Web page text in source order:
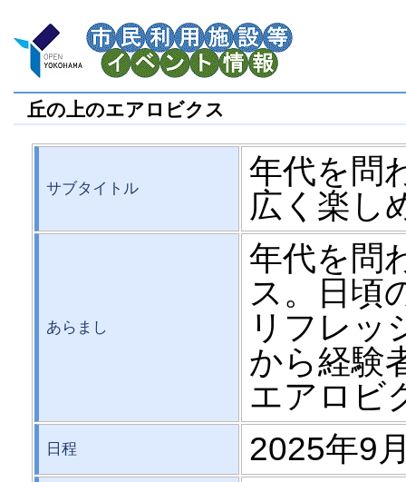
丘の上のエアロビクス
サブタイトル
年代を問
広く楽し
あらまし
年代を問
ス。日頃
リフレッ
から経験
エアロビ
日程 2025年9